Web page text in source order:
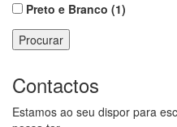
Preto e Branco (1)
Procurar
Contactos
Estamos ao seu dispor para